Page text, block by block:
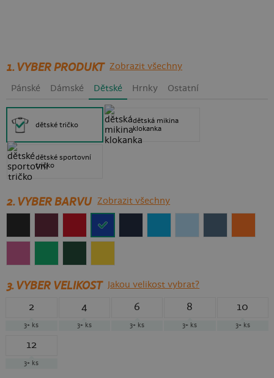
1. VYBER PRODUKT Zobrazit všechny
Pánské Dámské Dětské Hrnky Ostatní
dětské tričko
dětské sportovní
tričko
dětská mikina
klokanka
2. VYBER BARVU Zobrazit všechny
3.VYBER VELIKOST Jakou velikost vybrat?
2
3+ ks
4
3+ ks
6
3+ ks
8
3+ ks
10
3+ ks
12
3+ ks